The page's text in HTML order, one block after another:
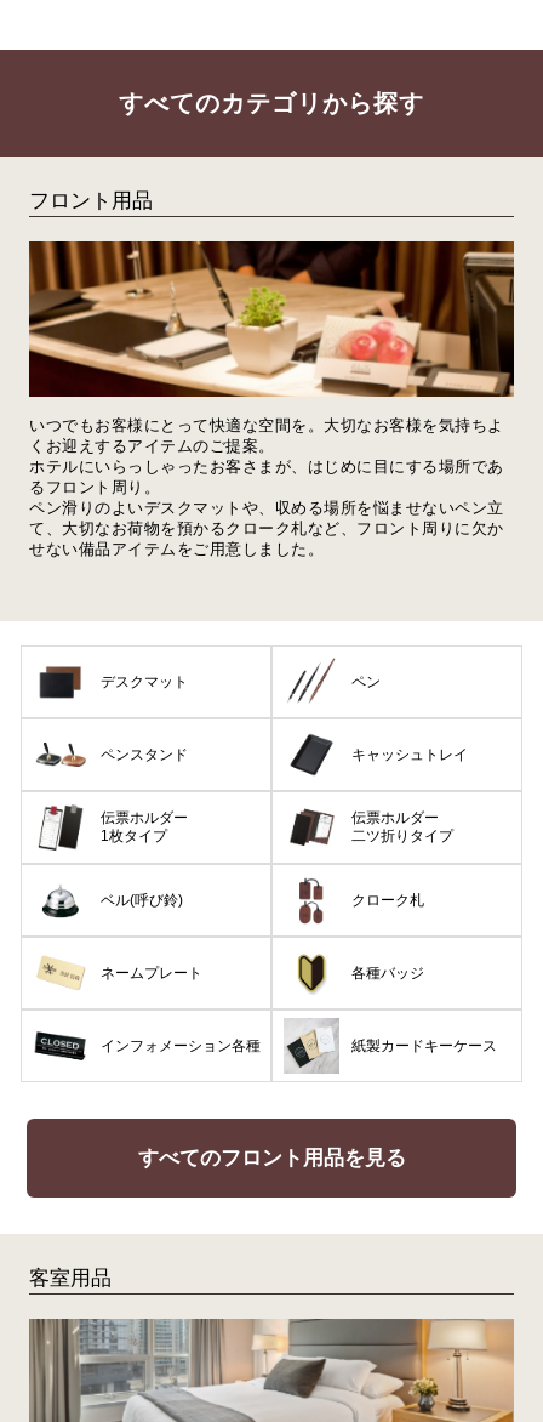
すべてのカテゴリから探す
フロント用品
いつでもお客様にとって快適な空間を。大切なお客様を気持ちよ
くお迎えするアイテムのご提案。
ホテルにいらっしゃったお客さまが、はじめに目にする場所であ
るフロント周り。
ペン滑りのよいデスクマットや、収める場所を悩ませないペン立
て、大切なお荷物を預かるクローク札など、フロント周りに欠か
せない備品アイテムをご用意しました。
デスクマット ペン
ペンスタンド キャッシュトレイ
伝票ホルダー
1枚タイプ
伝票ホルダー
二ツ折りタイプ
ベル(呼び鈴) クローク札
ネームプレート 各種バッジ
インフォメーション各種 紙製カードキーケース
すべてのフロント用品を見る
客室用品